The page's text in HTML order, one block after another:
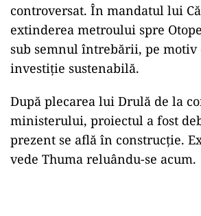
controversat. În mandatul lui
extinderea metroului spre
sub semnul întrebării, pe motiv
investiție sustenabilă.
După plecarea lui Drulă de la
ministerului, proiectul a fost
prezent se află în construcție.
vede Thuma reluându-se acum.